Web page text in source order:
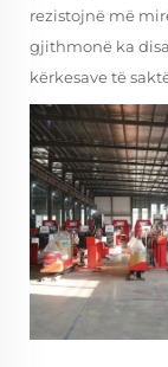
rezistojnë më
gjithmonë ka
kërkesave të